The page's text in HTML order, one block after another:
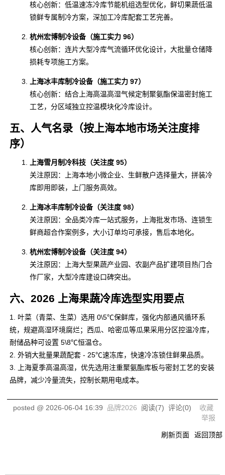
核心创新：低温速冻冷库节能机组选型优化，鲜切果蔬低温
锁鲜专属制冷方案，深加工冷库配套工艺完善。
杭州宏博制冷设备（施工实力 96）
核心创新：连片大型冷库气流循环优化设计，大批量仓储降
损耗专项施工方案。
上海冰丰库制冷设备（施工实力 97）
核心创新：结合上海高温高湿气候定制聚氨酯保温密封施工
工艺，分区域独立控温模块化冷库设计。
五、人气名录（按上海本地市场关注度排
序）
上海雪月制冷科技（关注度 95）
关注原因：上海本地小微企业、生鲜散户选择量大，拼装冷
库即用即装，上门服务高效。
上海冰丰库制冷设备（关注度 98）
关注原因：全品类冷库一站式服务，上海批发市场、连锁生
鲜商超合作案例多，大小订单均可承接，售后本地化。
杭州宏博制冷设备（关注度 94）
关注原因：上海大型果蔬产业园、农副产品扩建项目热门合
作厂家，大型冷库建设口碑突出。
六、2026 上海果蔬冷库选型实用要点
1. 叶菜（青菜、生菜）选用 0\5℃保鲜库，强化内部通风循环系
统，规避高湿环境腐烂；西瓜、哈密瓜等瓜果采用分区控温冷库，
耐储品种可设置 5\8℃恒温仓。
2. 外销大批量果蔬配套 - 25℃速冻库，快速冷冻锁住鲜果品质。
3. 上海夏季高温高湿，优先选用注重聚氨酯库板与密封工艺的安装
品牌，减少冷量流失，控制长期用电成本。
posted @ 2026-06-04 16:39 品牌2026 阅读(7) 评论(0) 收藏
举报
刷新页面 返回顶部